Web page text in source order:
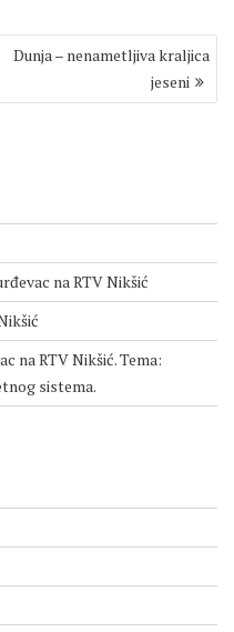
Dunja – nenametljiva kraljica
jeseni
na RTV Nikšić
na RTV Nikšić. Tema:
sistema.